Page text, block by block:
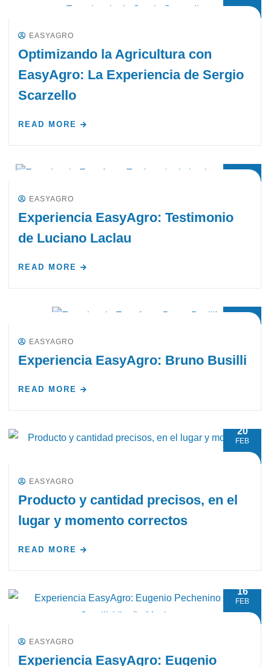
EASYAGRO
Optimizando la Agricultura con
EasyAgro: La Experiencia de Sergio
Scarzello
READ MORE
EASYAGRO
Experiencia EasyAgro: Testimonio
de Luciano Laclau
READ MORE
EASYAGRO
Experiencia EasyAgro: Bruno Busilli
READ MORE
20
FEB
EASYAGRO
Producto y cantidad precisos, en el
lugar y momento correctos
READ MORE
16
FEB
EASYAGRO
Experiencia EasyAgro: Eugenio